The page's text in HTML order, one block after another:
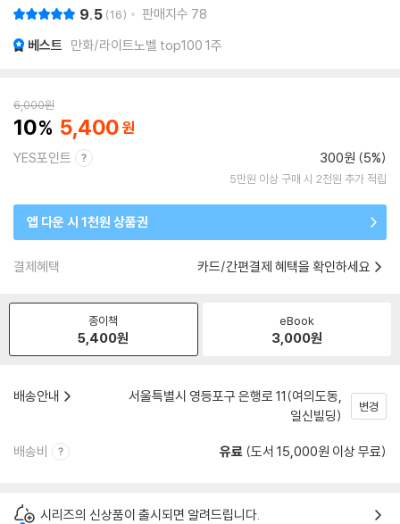
9.5 16 판매지수 78
베스트 만화/라이트노벨 top100 1주
6,000원
10 5,400
YES포인트 300원 (5%)
5만원 이상 구매 시 2천원 추가 적립
앱 다운 시 1천원 상품권
결제혜택 카드/간편결제 혜택을 확인하세요
종이책
5,400원
eBook
3,000원
배송안내
서울특별시 영등포구 은행로 11(여의도동,
일신빌딩)
변경
배송비 유료 (도서 15,000원 이상 무료)
시리즈의 신상품이 출시되면 알려드립니다.